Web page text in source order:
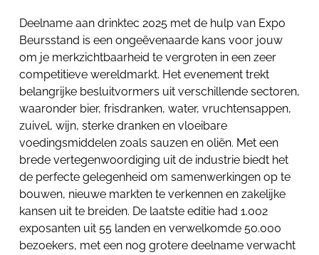
Deelname aan drinktec 2025 met de hulp van Expo
Beursstand is een ongeëvenaarde kans voor jouw
om je merkzichtbaarheid te vergroten in een zeer
competitieve wereldmarkt. Het evenement trekt
belangrijke besluitvormers uit verschillende sectoren,
waaronder bier, frisdranken, water, vruchtensappen,
zuivel, wijn, sterke dranken en vloeibare
voedingsmiddelen zoals sauzen en oliën. Met een
brede vertegenwoordiging uit de industrie biedt het
de perfecte gelegenheid om samenwerkingen op te
bouwen, nieuwe markten te verkennen en zakelijke
kansen uit te breiden. De laatste editie had 1.002
exposanten uit 55 landen en verwelkomde 50.000
bezoekers, met een nog grotere deelname verwacht